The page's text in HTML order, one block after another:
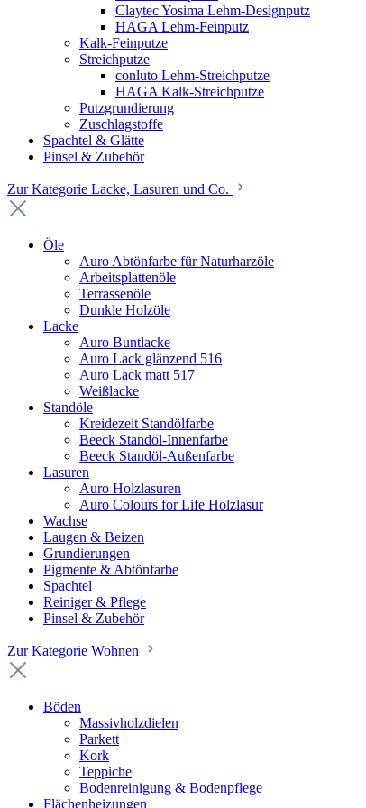
Claytec Yosima Lehm-Designputz
HAGA Lehm-Feinputz
Kalk-Feinputze
Streichputze
conluto Lehm-Streichputze
HAGA Kalk-Streichputze
Putzgrundierung
Zuschlagstoffe
Spachtel & Glätte
Pinsel & Zubehör
Zur Kategorie Lacke, Lasuren und Co.
Öle
Auro Abtönfarbe für Naturharzöle
Arbeitsplattenöle
Terrassenöle
Dunkle Holzöle
Lacke
Auro Buntlacke
Auro Lack glänzend 516
Auro Lack matt 517
Weißlacke
Standöle
Kreidezeit Standölfarbe
Beeck Standöl-Innenfarbe
Beeck Standöl-Außenfarbe
Lasuren
Auro Holzlasuren
Auro Colours for Life Holzlasur
Wachse
Laugen & Beizen
Grundierungen
Pigmente & Abtönfarbe
Spachtel
Reiniger & Pflege
Pinsel & Zubehör
Zur Kategorie Wohnen
Böden
Massivholzdielen
Parkett
Kork
Teppiche
Bodenreinigung & Bodenpflege
Flächenheizungen